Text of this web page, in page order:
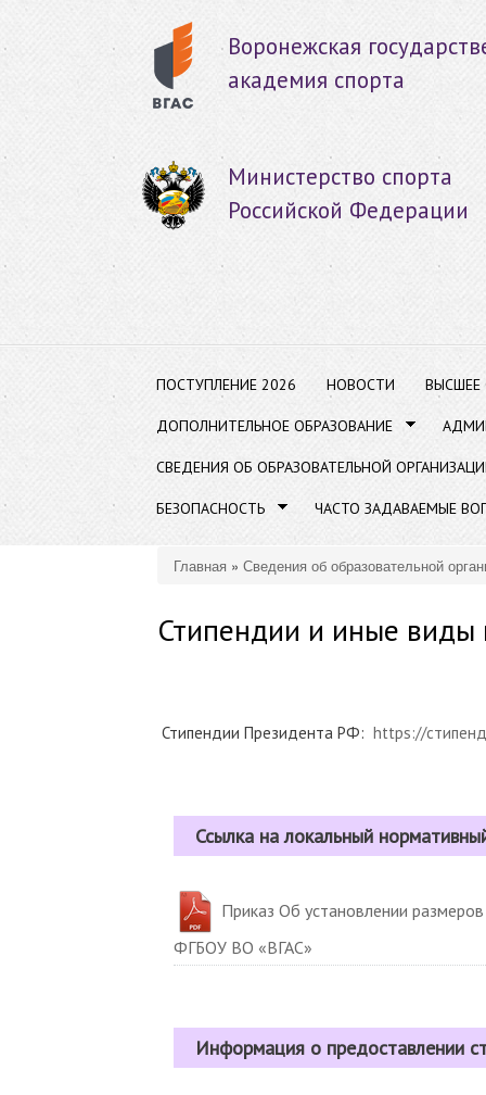
Воронежская
академия спорта
Министерство спорта
Российской Федерации
ПОСТУПЛЕНИЕ 2026 НОВОСТИ ВЫСШЕЕ
ДОПОЛНИТЕЛЬНОЕ ОБРАЗОВАНИЕ
СВЕДЕНИЯ ОБ ОБРАЗОВАТЕЛЬНОЙ
БЕЗОПАСНОСТЬ ЧАСТО ЗАДАВАЕМЫЕ
Вы здесь
Главная » Сведения об образовательной
Стипендии и иные
Стипендии Президента РФ: https://
Ссылка на локальный
Приказ Oб установлении
ФГБОУ ВО «ВГАС»
Информация о предоставлении